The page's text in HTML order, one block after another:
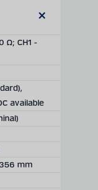
Ω; CH1 -
available
mm
DATA